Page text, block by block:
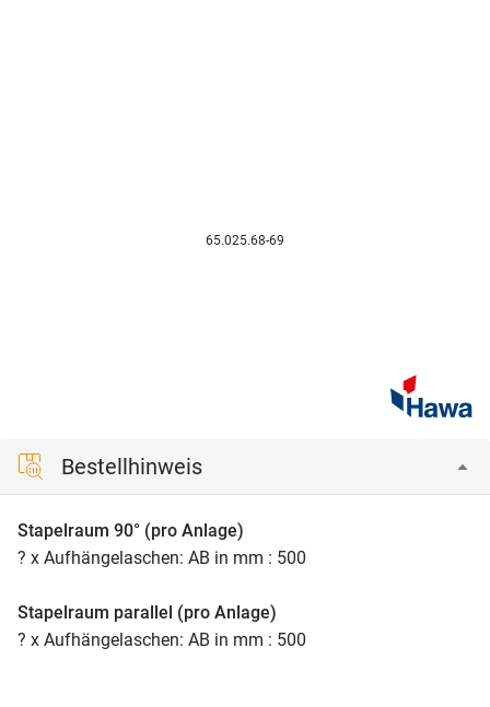
65.025.68-69
Bestellhinweis
Stapelraum 90° (pro Anlage)
? x Aufhängelaschen: AB in mm : 500
Stapelraum parallel (pro Anlage)
? x Aufhängelaschen: AB in mm : 500